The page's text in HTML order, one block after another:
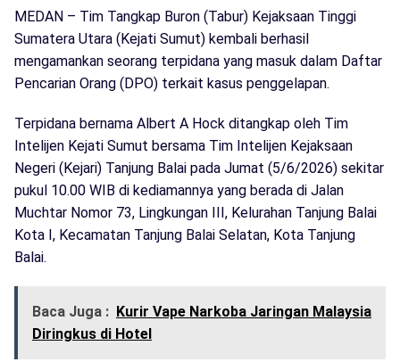
MEDAN – Tim Tangkap Buron (Tabur) Kejaksaan Tinggi
Sumatera Utara (Kejati Sumut) kembali berhasil
mengamankan seorang terpidana yang masuk dalam Daftar
Pencarian Orang (DPO) terkait kasus penggelapan.
Terpidana bernama Albert A Hock ditangkap oleh Tim
Intelijen Kejati Sumut bersama Tim Intelijen Kejaksaan
Negeri (Kejari) Tanjung Balai pada Jumat (5/6/2026) sekitar
pukul 10.00 WIB di kediamannya yang berada di Jalan
Muchtar Nomor 73, Lingkungan III, Kelurahan Tanjung Balai
Kota I, Kecamatan Tanjung Balai Selatan, Kota Tanjung
Balai.
Baca Juga : Kurir Vape Narkoba Jaringan Malaysia
Diringkus di Hotel